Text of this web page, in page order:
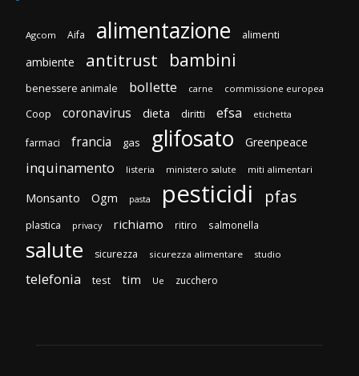
Agcom Aifa alimentazione alimenti
ambiente antitrust bambini
benessere animale bollette carne commissione europea
Coop coronavirus dieta diritti efsa etichetta
farmaci francia gas glifosato Greenpeace
inquinamento listeria ministero salute miti alimentari
Monsanto Ogm pasta pesticidi pfas
plastica privacy richiamo ritiro salmonella
salute sicurezza sicurezza alimentare studio
telefonia test tim Ue zucchero